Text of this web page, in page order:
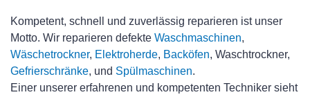
Kompetent, schnell und zuverlässig reparieren ist unser
Motto. Wir reparieren defekte Waschmaschinen,
Wäschetrockner, Elektroherde, Backöfen, Waschtrockner,
Gefrierschränke, und Spülmaschinen.
Einer unserer erfahrenen und kompetenten Techniker sieht